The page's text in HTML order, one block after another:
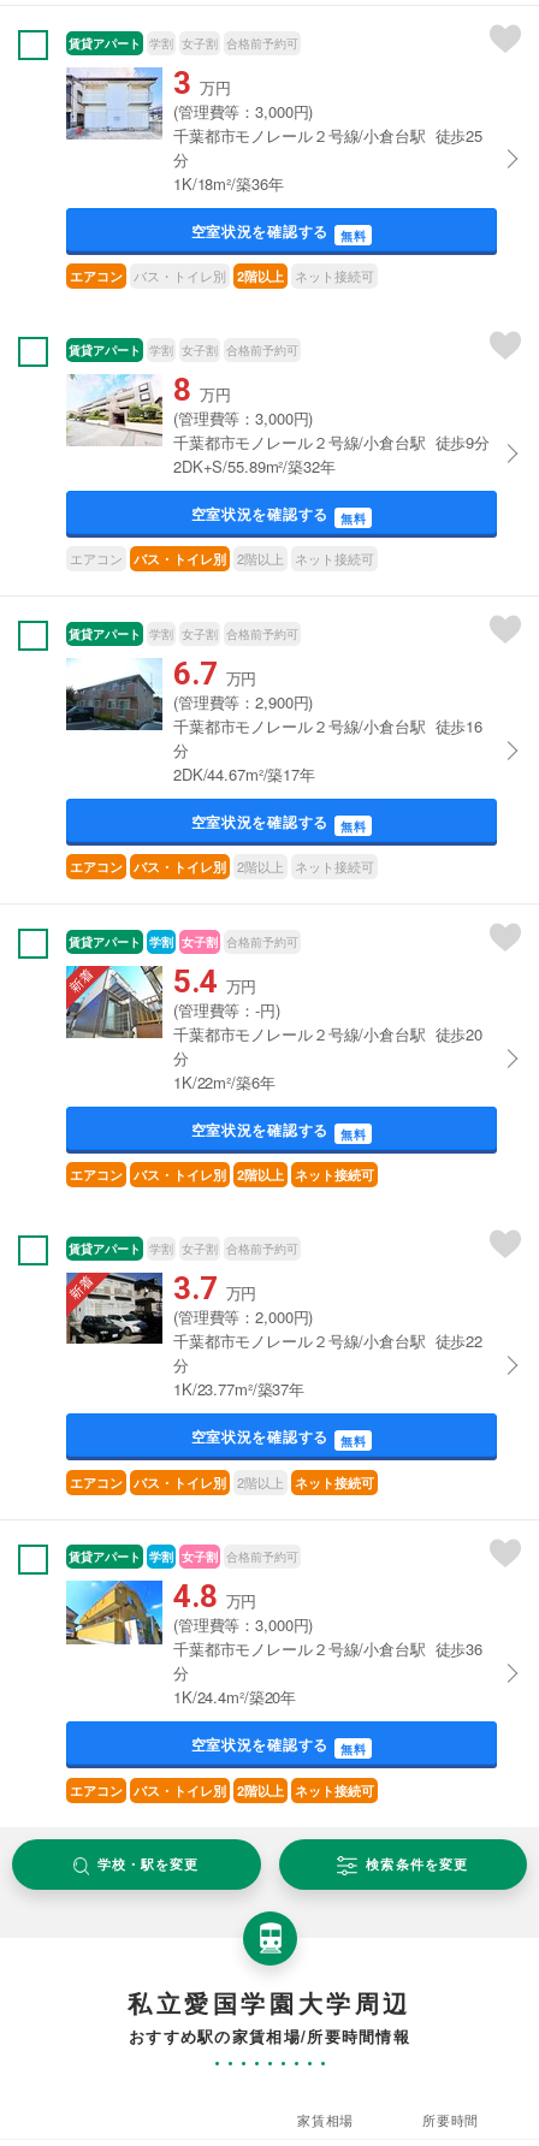
賃貸アパート 学割 女子割 合格前予約可
3 万円
(管理費等：3,000円)
千葉都市モノレール２号線/小倉台駅 徒歩25
分
1K/18m²/築36年
空室状況を確認する 無料
エアコン バス・トイレ別 2階以上 ネット接続可
賃貸アパート 学割 女子割 合格前予約可
8 万円
(管理費等：3,000円)
千葉都市モノレール２号線/小倉台駅 徒歩9分
2DK+S/55.89m²/築32年
空室状況を確認する 無料
エアコン バス・トイレ別 2階以上 ネット接続可
賃貸アパート 学割 女子割 合格前予約可
6.7 万円
(管理費等：2,900円)
千葉都市モノレール２号線/小倉台駅 徒歩16
分
2DK/44.67m²/築17年
空室状況を確認する 無料
エアコン バス・トイレ別 2階以上 ネット接続可
賃貸アパート 学割 女子割 合格前予約可
5.4 万円
(管理費等：-円)
千葉都市モノレール２号線/小倉台駅 徒歩20
分
1K/22m²/築6年
空室状況を確認する 無料
エアコン バス・トイレ別 2階以上 ネット接続可
賃貸アパート 学割 女子割 合格前予約可
3.7 万円
(管理費等：2,000円)
千葉都市モノレール２号線/小倉台駅 徒歩22
分
1K/23.77m²/築37年
空室状況を確認する 無料
エアコン バス・トイレ別 2階以上 ネット接続可
賃貸アパート 学割 女子割 合格前予約可
4.8 万円
(管理費等：3,000円)
千葉都市モノレール２号線/小倉台駅 徒歩36
分
1K/24.4m²/築20年
空室状況を確認する 無料
エアコン バス・トイレ別 2階以上 ネット接続可
学校・駅を変更 検索条件を変更
私立愛国学園大学周辺
おすすめ駅の家賃相場/所要時間情報
家賃相場 所要時間